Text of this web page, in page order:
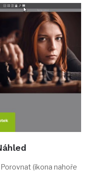
(ikona nahoře